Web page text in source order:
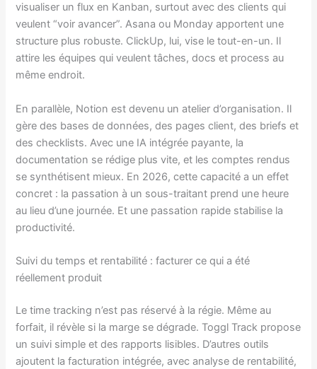
visualiser un flux en Kanban, surtout avec des clients qui
veulent “voir avancer”. Asana ou Monday apportent une
structure plus robuste. ClickUp, lui, vise le tout-en-un. Il
attire les équipes qui veulent tâches, docs et process au
même endroit.
En parallèle, Notion est devenu un atelier d’organisation. Il
gère des bases de données, des pages client, des briefs et
des checklists. Avec une IA intégrée payante, la
documentation se rédige plus vite, et les comptes rendus
se synthétisent mieux. En 2026, cette capacité a un effet
concret : la passation à un sous-traitant prend une heure
au lieu d’une journée. Et une passation rapide stabilise la
productivité.
Suivi du temps et rentabilité : facturer ce qui a été
réellement produit
Le time tracking n’est pas réservé à la régie. Même au
forfait, il révèle si la marge se dégrade. Toggl Track propose
un suivi simple et des rapports lisibles. D’autres outils
ajoutent la facturation intégrée, avec analyse de rentabilité,